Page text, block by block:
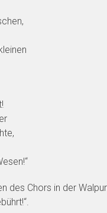
des Chors in der